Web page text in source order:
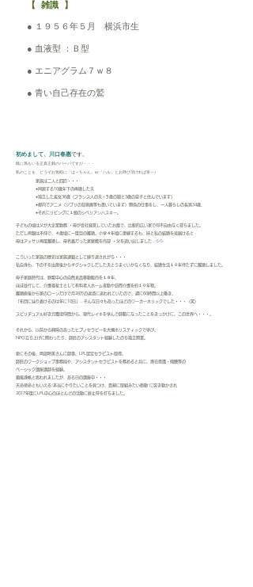
【 雑識 】
● １９５６年５ 月 横浜市生
● 血液型 ：Ｂ型
● エニアグラム７ｗ８
● 青い自己存在の鷲
初めまして、川口春惠です。
既に孫もいる正真正銘のバーバですが・・・
私のことを、どうぞお気軽に「は～ちゃん」or「ハル」とお呼び頂ければ幸～♪
家族は二人と四匹・・・
●同居する10歳年下の再婚した夫
●独立した長女36歳（フランス人の夫・ 5 歳の娘と3歳の息子と住んでいます）
●都内でアニメ（ジブリの背景画等も書いています）関係の仕事をし、一人暮らしの長男34歳、
●それにリビングに １ 頭のシベリアンハスキー。
子どもの頃は父が大企業勤務 ・母が会社経営していたお蔭で、比較的広い家で何不自由なく育ちました。
ただし両親は不仲で、
４ 歳頃に一度目の離婚。小学 ４ 年頃に復縁するも、姉と私の結婚を見届けると
母はアッサリ再度離婚し、母名義だった家屋敷を売却 ・父を追い出しました…💦💦
こういった家族の歴史は家族連鎖として繰り返されがち・・・
私自身も、下の子を出産後からギクシャクしだした夫とうまくいかなくなり、結婚生活 １０ 年待たずに離婚しました。
母子家庭時代は、野菜中心の自然食品移動販売を １８ 年、
ほぼ並行して、介護福祉士として有料老人ホーム夜勤や訪問介護を約 １０ 年程。
離婚直後から家のローンだけで月28万の返済に追われていたので、週に60時間以上働き、
「布団に辿り着けるのは年に10日」…そんな日々もあったほどのワーカーホリックでした・・・（笑）
スピリチュアル好き元職場仲間から、現代レイキを学んで師範になったことをきっかけに、この世界へ・・・。
それから、以前から興味のあったヒプノセラピーを大槻ホリスティックで学び、
NPO立ち上げに関わったり、師匠のアシスタント経験したのち独立開業。
更にその後、岡部明美さんに師事、LPL認定セラピスト取得。
師匠のワークショップ事務局や、アシスタントセラピストを務めると共に、潜在意識・傾聴等の
ベーシック講座講師を経験。
順風満帆と思われましたが、ある日の講座中・・・
天命使命ともいえる“本当にやりたいことを見つけ、真剣に取組みたい衝動”に突き動かされ
2017年度にLPL中心のほとんどの活動に終止符を打ちました。